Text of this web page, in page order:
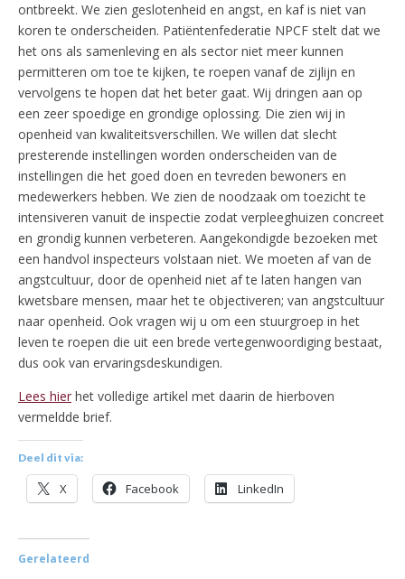
ontbreekt. We zien geslotenheid en angst, en kaf is niet van
koren te onderscheiden. Patiëntenfederatie NPCF stelt dat we
het ons als samenleving en als sector niet meer kunnen
permitteren om toe te kijken, te roepen vanaf de zijlijn en
vervolgens te hopen dat het beter gaat. Wij dringen aan op
een zeer spoedige en grondige oplossing. Die zien wij in
openheid van kwaliteitsverschillen. We willen dat slecht
presterende instellingen worden onderscheiden van de
instellingen die het goed doen en tevreden bewoners en
medewerkers hebben. We zien de noodzaak om toezicht te
intensiveren vanuit de inspectie zodat verpleeghuizen concreet
en grondig kunnen verbeteren. Aangekondigde bezoeken met
een handvol inspecteurs volstaan niet. We moeten af van de
angstcultuur, door de openheid niet af te laten hangen van
kwetsbare mensen, maar het te objectiveren; van angstcultuur
naar openheid. Ook vragen wij u om een stuurgroep in het
leven te roepen die uit een brede vertegenwoordiging bestaat,
dus ook van ervaringsdeskundigen.
Lees hier het volledige artikel met daarin de hierboven
vermeldde brief.
Deel dit via:
X Facebook LinkedIn
Gerelateerd